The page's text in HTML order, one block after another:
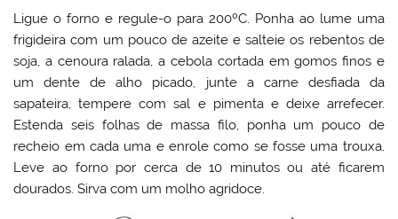
Ligue o forno e regule-o para 200ºC. Ponha ao lume uma
frigideira com um pouco de azeite e salteie os rebentos de
soja, a cenoura ralada, a cebola cortada em gomos finos e
um dente de alho picado, junte a carne desfiada da
sapateira, tempere com sal e pimenta e deixe arrefecer.
Estenda seis folhas de massa filo, ponha um pouco de
recheio em cada uma e enrole como se fosse uma trouxa.
Leve ao forno por cerca de 10 minutos ou até ficarem
dourados. Sirva com um molho agridoce.